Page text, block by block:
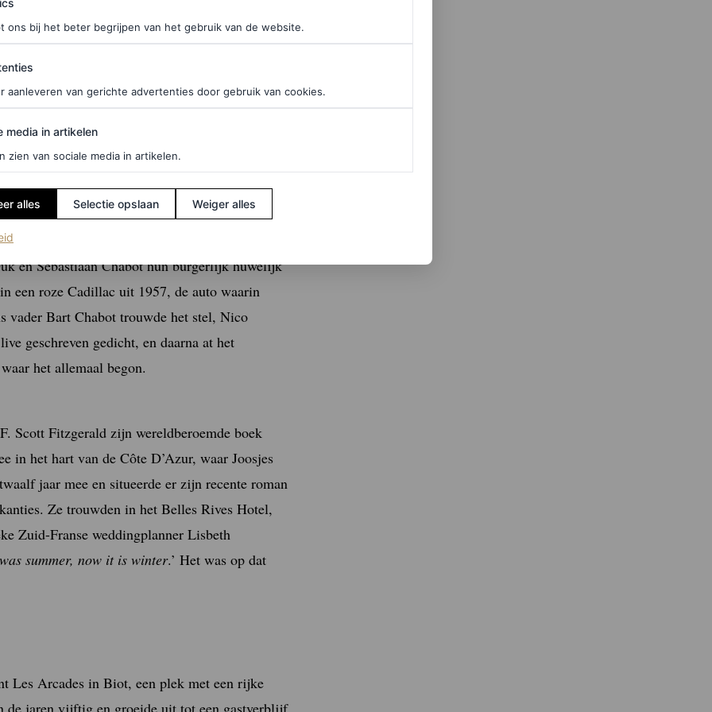
stijlvolle wedding wardrobe
Sebastiaan weer tranen van geluk — deze
je eigenlijk met de hele familie Chabot!”, aldus
Pins
en Sebastiaan Chabot hun burgerlijk huwelijk
een roze Cadillac uit 1957, de auto waarin
vader Bart Chabot trouwde het stel, Nico
geschreven gedicht, en daarna at het
het allemaal begon.
Scott Fitzgerald zijn wereldberoemde boek
in het hart van de Côte D’Azur, waar Joosjes
jaar mee en situeerde er zijn recente roman
Ze trouwden in het Belles Rives Hotel,
Zuid-Franse weddingplanner Lisbeth
summer, now it is winter.’ Het was op dat
Les Arcades in Biot, een plek met een rijke
de jaren vijftig en groeide uit tot een gastverblijf
ons bij het beter begrijpen van het gebruik van de website.
aanleveren van gerichte advertenties door gebruik van cookies.
in artikelen
media in artikelen
zien van sociale media in artikelen.
alles Selectie opslaan Weiger alles